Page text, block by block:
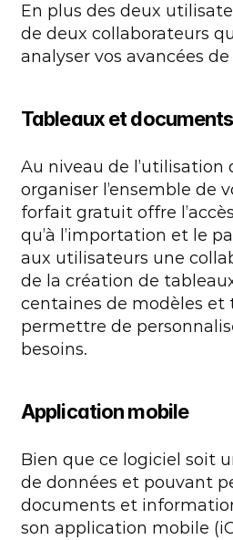
En plus des deux
de deux collaborateurs
analyser vos avancées
Tableaux et documents
Au niveau de l’utilisation
organiser l’ensemble de
forfait gratuit offre
qu’à l’importation et le
aux utilisateurs une
de la création de
centaines de modèles et
permettre de
besoins.
Application mobile
Bien que ce logiciel soit
de données et pouvant
documents et
son application mobile